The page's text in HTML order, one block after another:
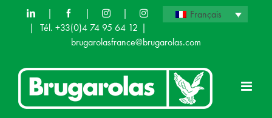
Français
| |
|
|
Tél. +33(0)4 74 95 64 12 |
brugarolasfrance@brugarolas.com